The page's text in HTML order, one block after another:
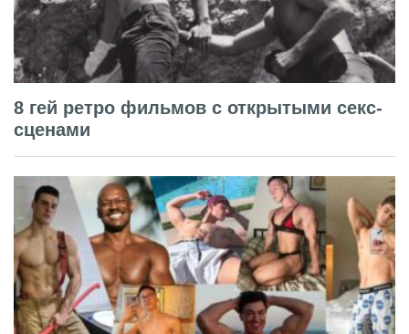
8 гей ретро фильмов с открытыми секс-
сценами